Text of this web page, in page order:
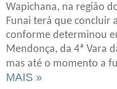
Wapichana, na região
Funai terá que concluir
conforme determinou
Mendonça, da 4ª Vara
mas até o momento a
MAIS »